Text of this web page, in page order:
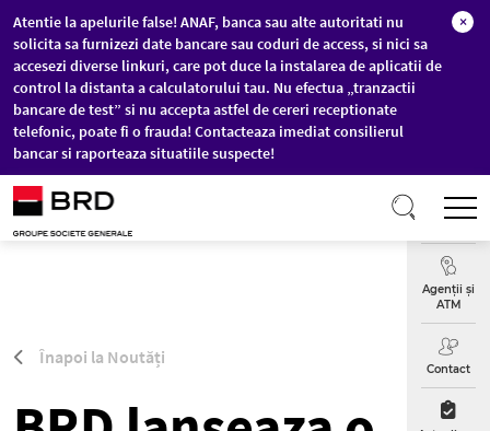
Sari la conținutul principal
Atentie la apelurile false! ANAF, banca sau alte autoritati nu
solicita sa furnizezi date bancare sau coduri de access, si nici sa
accesezi diverse linkuri, care pot duce la instalarea de aplicatii de
control la distanta a calculatorului tau. Nu efectua „tranzactii
bancare de test” si nu accepta astfel de cereri receptionate
telefonic, poate fi o frauda! Contacteaza imediat consilierul
bancar si raporteaza situatiile suspecte!
×
Curs
Agenții și
ATM
Contact
Înapoi la Noutăți